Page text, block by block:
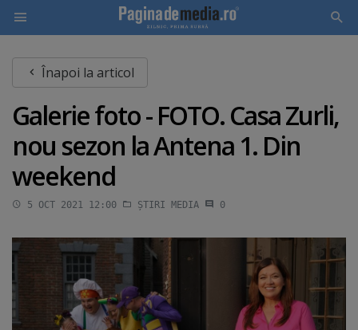
main
content
Înapoi la articol
Galerie foto - FOTO. Casa Zurli,
nou sezon la Antena 1. Din
weekend
5 OCT 2021 12:00 ȘTIRI MEDIA 0